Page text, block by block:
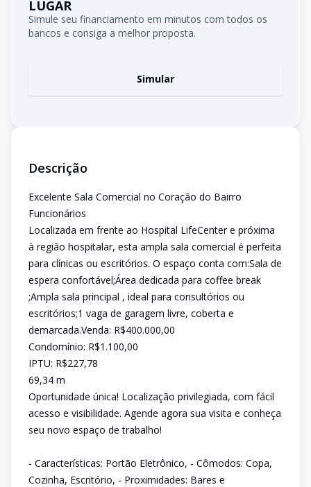
LUGAR
Simule seu financiamento em minutos com todos os
bancos e consiga a melhor proposta.
Simular
Descrição
Excelente Sala Comercial no Coração do Bairro
Funcionários
Localizada em frente ao Hospital LifeCenter e próxima
à região hospitalar, esta ampla sala comercial é perfeita
para clínicas ou escritórios. O espaço conta com:Sala de
espera confortável;Área dedicada para coffee break
;Ampla sala principal , ideal para consultórios ou
escritórios;1 vaga de garagem livre, coberta e
demarcada.Venda: R$400.000,00
Condomínio: R$1.100,00
IPTU: R$227,78
69,34 m
Oportunidade única! Localização privilegiada, com fácil
acesso e visibilidade. Agende agora sua visita e conheça
seu novo espaço de trabalho!
- Características: Portão Eletrônico, - Cômodos: Copa,
Cozinha, Escritório, - Proximidades: Bares e